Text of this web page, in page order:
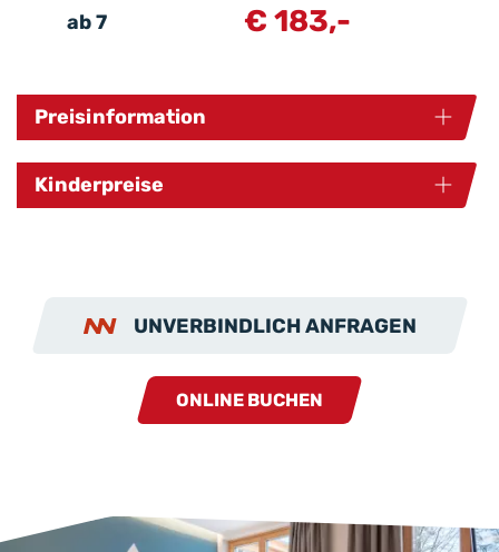
ab 7 € 183,-
Preisinformation
Kinderpreise
UNVERBINDLICH ANFRAGEN
ONLINE BUCHEN